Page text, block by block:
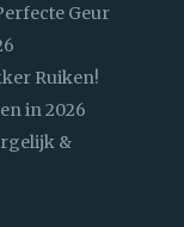
Geur
Ruiken!
in 2026
&